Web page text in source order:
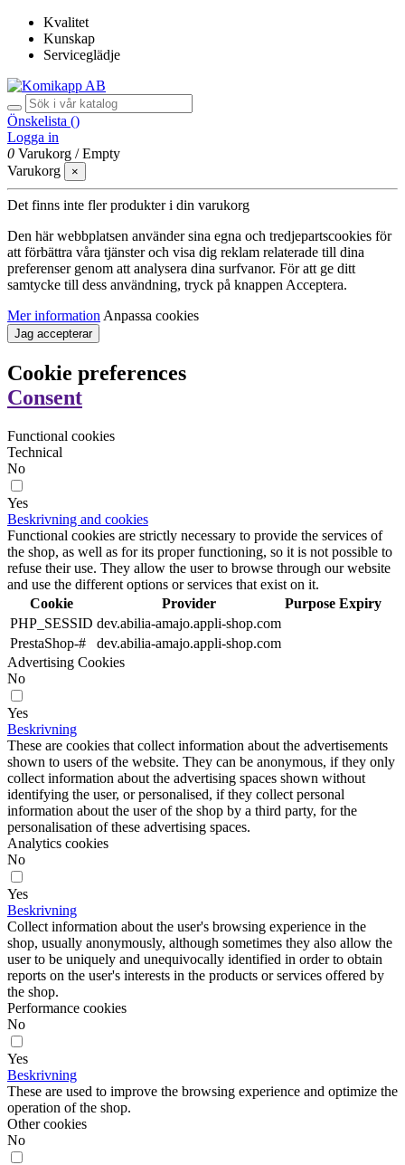
Kvalitet
Kunskap
Serviceglädje
Önskelista ()
Logga in
0 Varukorg /Empty
Varukorg
×
Det finns inte fler produkter i din varukorg
Den här webbplatsen använder sina egna och tredjepartscookies för
att förbättra våra tjänster och visa dig reklam relaterade till dina
preferenser genom att analysera dina surfvanor. För att ge ditt
samtycke till dess användning, tryck på knappen Acceptera.
Mer information Anpassa cookies
Jag accepterar
Cookie preferences
Consent
Functional cookies
Technical
No
Yes
Beskrivning and cookies
Functional cookies are strictly necessary to provide the services of
the shop, as well as for its proper functioning, so it is not possible to
refuse their use. They allow the user to browse through our website
and use the different options or services that exist on it.
Cookie
Provider Purpose Expiry
PHP_SESSID dev.abilia-amajo.appli-shop.com
PrestaShop-#
dev.abilia-amajo.appli-shop.com
Advertising Cookies
No
Yes
Beskrivning
These are cookies that collect information about the advertisements
shown to users of the website. They can be anonymous, if they only
collect information about the advertising spaces shown without
identifying the user, or personalised, if they collect personal
information about the user of the shop by a third party, for the
personalisation of these advertising spaces.
Analytics cookies
No
Yes
Beskrivning
Collect information about the user's browsing experience in the
shop, usually anonymously, although sometimes they also allow the
user to be uniquely and unequivocally identified in order to obtain
reports on the user's interests in the products or services offered by
the shop.
Performance cookies
No
Yes
Beskrivning
These are used to improve the browsing experience and optimize the
operation of the shop.
Other cookies
No